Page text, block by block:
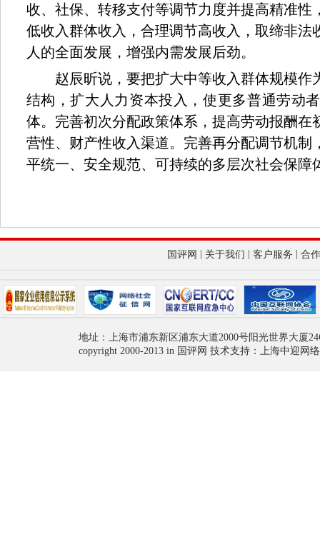
收、社保、转移支付等调节力度并提高精准性
低收入群体收入，合理调节高收入，取缔非法
人的全面发展，增强内需发展后劲。
赵辰昕说，要把扩大中等收入群体规模作
结构，扩大人力资本投入，使更多普通劳动
体。完善初次分配政策体系，提高劳动报酬在
营性、财产性收入渠道。完善再分配调节机制
平统一、安全规范、可持续的多层次社会保障
国评网 关于我们 客户服务 合
地址：上海市浦东新区浦东大道2000号阳光世界大厦
copyright 2000-2013 in 国评网 技术支持：上海中迎